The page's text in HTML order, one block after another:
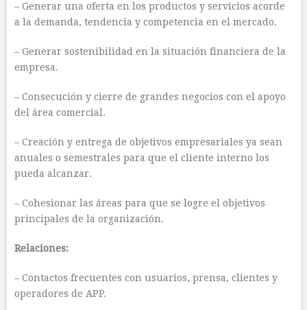
– Generar una oferta en los productos y servicios acorde
a la demanda, tendencia y competencia en el mercado.
– Generar sostenibilidad en la situación financiera de la
empresa.
– Consecución y cierre de grandes negocios con el apoyo
del área comercial.
– Creación y entrega de objetivos empresariales ya sean
anuales o semestrales para que el cliente interno los
pueda alcanzar.
– Cohesionar las áreas para que se logre el objetivos
principales de la organización.
Relaciones:
– Contactos frecuentes con usuarios, prensa, clientes y
operadores de APP.